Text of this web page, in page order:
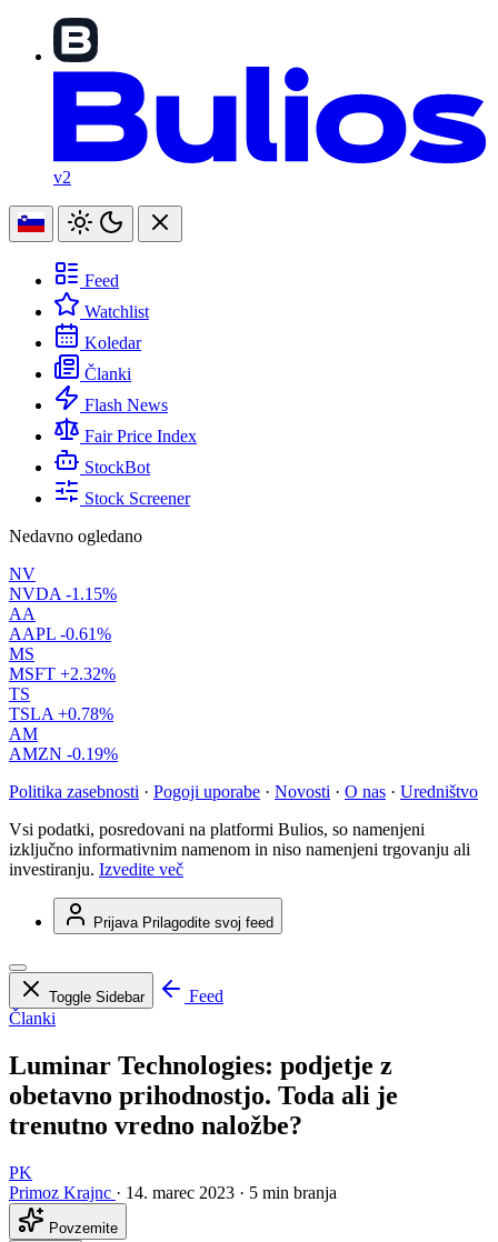
v2
Feed
Watchlist
Koledar
Članki
Flash News
Fair Price Index
StockBot
Stock Screener
Nedavno ogledano
NV
NVDA -1.15%
AA
AAPL -0.61%
MS
MSFT +2.32%
TS
TSLA +0.78%
AM
AMZN -0.19%
Politika zasebnosti · Pogoji uporabe · Novosti · O nas · Uredništvo
Vsi podatki, posredovani na platformi Bulios, so namenjeni
izključno informativnim namenom in niso namenjeni trgovanju ali
investiranju. Izvedite več
Prijava Prilagodite svoj feed
Toggle Sidebar
Feed
Članki
Luminar Technologies: podjetje z
obetavno prihodnostjo. Toda ali je
trenutno vredno naložbe?
PK
Primoz Krajnc · 14. marec 2023 · 5 min branja
Povzemite